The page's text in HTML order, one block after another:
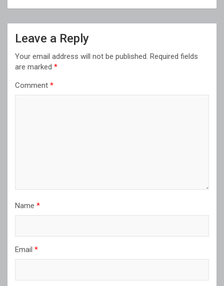
Leave a Reply
Your email address will not be published. Required fields
are marked *
Comment *
Name *
Email *